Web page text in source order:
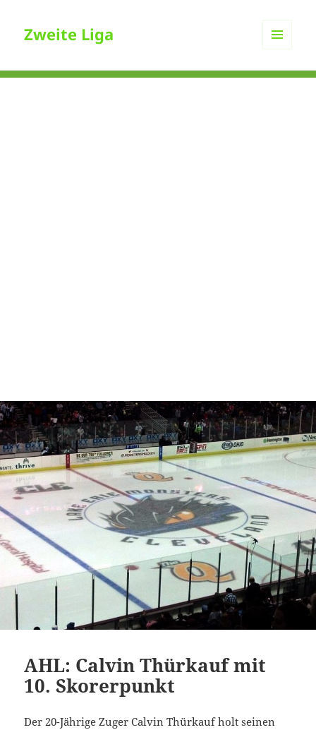
Zweite Liga
WIDGETS
AHL: Calvin Thürkauf mit
10. Skorerpunkt
Der 20-Jährige Zuger Calvin Thürkauf holt seinen